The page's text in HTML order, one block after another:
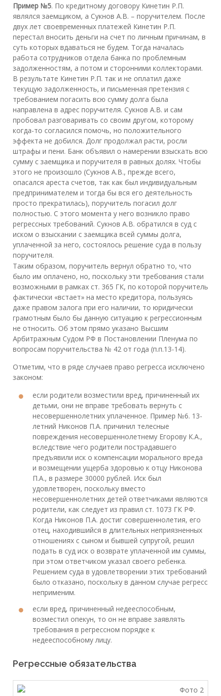
Пример №5. По кредитному договору Кинетин Р.П.
являлся заемщиком, а Сукнов А.В. – поручителем. После
двух лет своевременных платежей Кинетин Р.П.
перестал вносить деньги на счет по личным причинам, в
суть которых вдаваться не будем. Тогда началась
работа сотрудников отдела банка по проблемным
задолженностям, а потом и сторонними коллекторами.
В результате Кинетин Р.П. так и не оплатил даже
текущую задолженность, и письменная претензия с
требованием погасить всю сумму долга была
направлена в адрес поручителя. Сукнов А.В. и сам
пробовал разговаривать со своим другом, которому
когда-то согласился помочь, но положительного
эффекта не добился. Долг продолжал расти, росли
штрафы и пени. Банк объявил о намерении взыскать всю
сумму с заемщика и поручителя в равных долях. Чтобы
этого не произошло (Сукнов А.В., прежде всего,
опасался ареста счетов, так как был индивидуальным
предпринимателем и тогда бы вся его деятельность
просто прекратилась), поручитель погасил долг
полностью. С этого момента у него возникло право
регрессных требований. Сукнов А.В. обратился в суд с
иском о взыскании с заемщика всей суммы долга,
уплаченной за него, состоялось решение суда в пользу
поручителя.
Таким образом, поручитель вернул обратно то, что
было им оплачено, но, поскольку эти требования стали
возможными в рамках ст. 365 ГК, по которой поручитель
фактически «встает» на место кредитора, пользуясь
даже правом залога при его наличии, то юридически
грамотным было бы данную ситуацию к регрессионным
не относить. Об этом прямо указано Высшим
Арбитражным Судом РФ в Постановлении Пленума по
вопросам поручительства № 42 от года (п.п.13-14).
Отметим, что в ряде случаев право регресса исключено
законом:
если родители возместили вред, причиненный их
детьми, они не вправе требовать вернуть с
несовершеннолетних уплаченное. Пример №6. 13-
летний Никонов П.А. причинил телесные
повреждения несовершеннолетнему Егорову К.А.,
вследствие чего родители пострадавшего
предъявили иск о компенсации морального вреда
и возмещении ущерба здоровью к отцу Никонова
П.А., в размере 30000 рублей. Иск был
удовлетворен, поскольку вместо
несовершеннолетних детей ответчиками являются
родители, как следует из правил ст. 1073 ГК РФ.
Когда Никонов П.А. достиг совершеннолетия, его
отец, находившийся в длительных неприязненных
отношениях с сыном и бывшей супругой, решил
подать в суд иск о возврате уплаченной им суммы,
при этом ответчиком указал своего ребенка.
Решением суда в удовлетворении этих требований
было отказано, поскольку в данном случае регресс
неприменим.
если вред, причиненный недееспособным,
возместил опекун, то он не вправе заявлять
требования в регрессном порядке к
недееспособному лицу.
Регрессные обязательства